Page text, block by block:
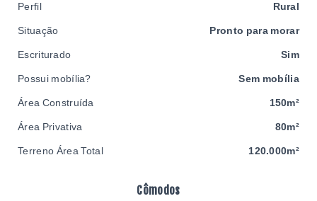
Cômodos
Perfil Rural
Situação Pronto para morar
Escriturado Sim
Possui mobília? Sem mobília
Área Construída 150m²
Área Privativa 80m²
Terreno Área Total 120.000m²